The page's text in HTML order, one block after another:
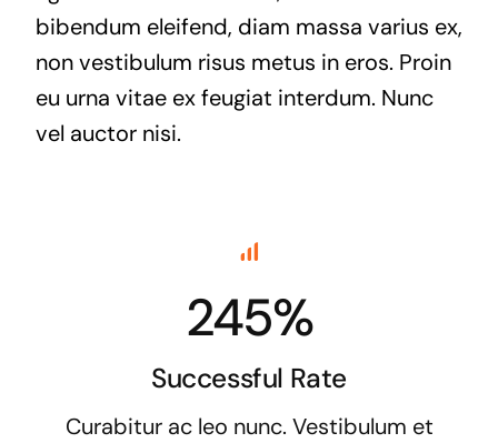
bibendum eleifend, diam massa varius ex,
non vestibulum risus metus in eros. Proin
eu urna vitae ex feugiat interdum. Nunc
vel auctor nisi.
245%
Successful Rate
Curabitur ac leo nunc. Vestibulum et